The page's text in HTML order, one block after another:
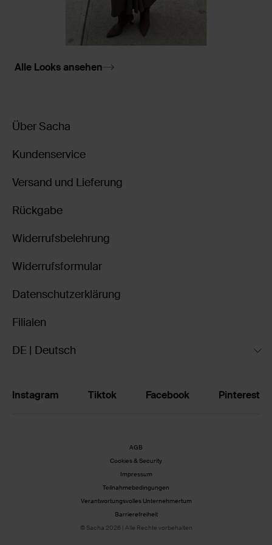
Alle Looks ansehen
Über Sacha
Kundenservice
Versand und Lieferung
Rückgabe
Widerrufsbelehrung
Widerrufsformular
Datenschutzerklärung
Filialen
DE | Deutsch
Instagram Tiktok Facebook Pinterest
AGB
Cookies & Security
Impressum
Teilnahmebedingungen
Verantwortungsvolles Unternehmertum
Barrierefreiheit
© Sacha 2026 | Alle Rechte vorbehalten